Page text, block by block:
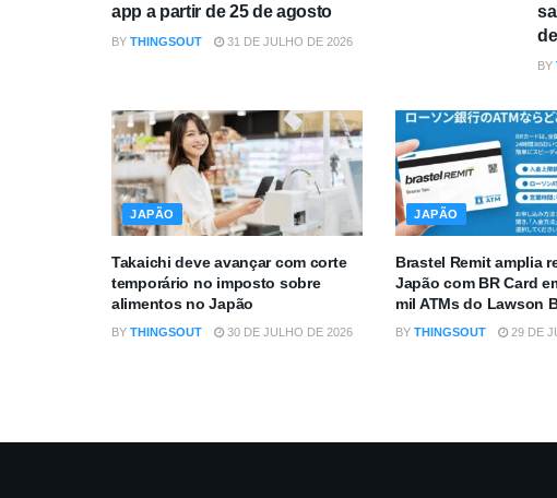
app a partir de 25 de agosto
BY THINGSOUT 31 DE JULHO DE 2026
BY
JAPÃO
Takaichi deve avançar com corte
temporário no imposto sobre
alimentos no Japão
BY THINGSOUT 30 DE JULHO DE 2026
JAPÃO
Brastel Remit amplia
Japão com BR Card
mil ATMs do Lawson
BY THINGSOUT 29 DE